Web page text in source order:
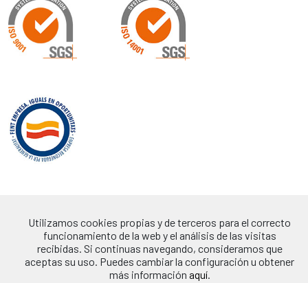
Utilizamos cookies propias y de terceros para el correcto
funcionamiento de la web y el análisis de las visitas
recibidas. Si continuas navegando, consideramos que
aceptas su uso. Puedes cambiar la configuración u obtener
más información aquí.